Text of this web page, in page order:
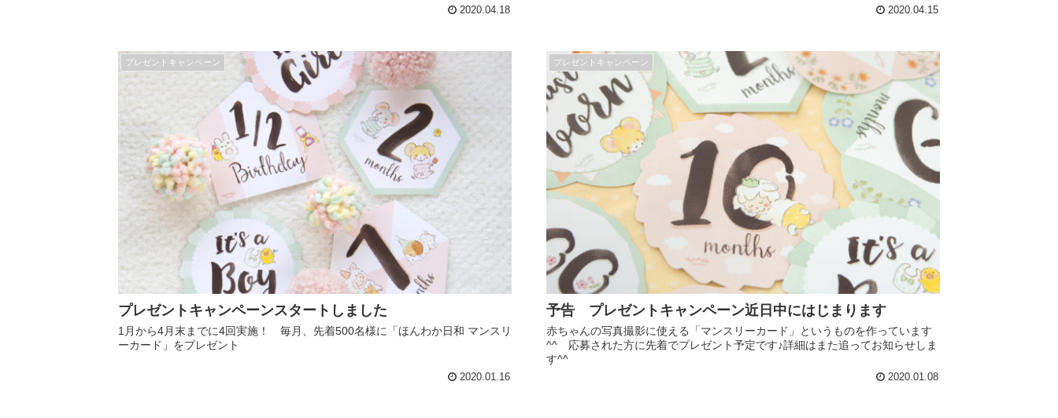
2020.04.18 2020.04.15
プレゼントキャンペーン
プレゼントキャンペーンスタートしました
1月から4月末までに4回実施！ 毎月、先着500名様に「ほんわか日和 マンスリ
ーカード」をプレゼント
2020.01.16
プレゼントキャンペーン
予告 プレゼントキャンペーン近日中にはじまります
赤ちゃんの写真撮影に使える「マンスリーカード」というものを作っています
^^ 応募された方に先着でプレゼント予定です♪詳細はまた追ってお知らせしま
す^^
2020.01.08